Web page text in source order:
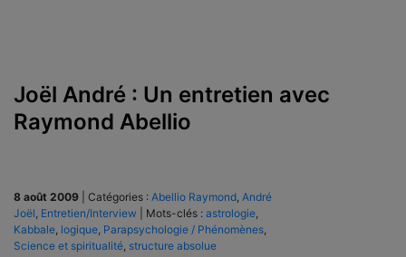
Joël André : Un entretien avec
Raymond Abellio
8 août 2009 Catégories : Abellio Raymond André
Joël Entretien/Interview Mots-clés : astrologie
Kabbale logique Parapsychologie / Phénomènes
Science et spiritualité structure absolue